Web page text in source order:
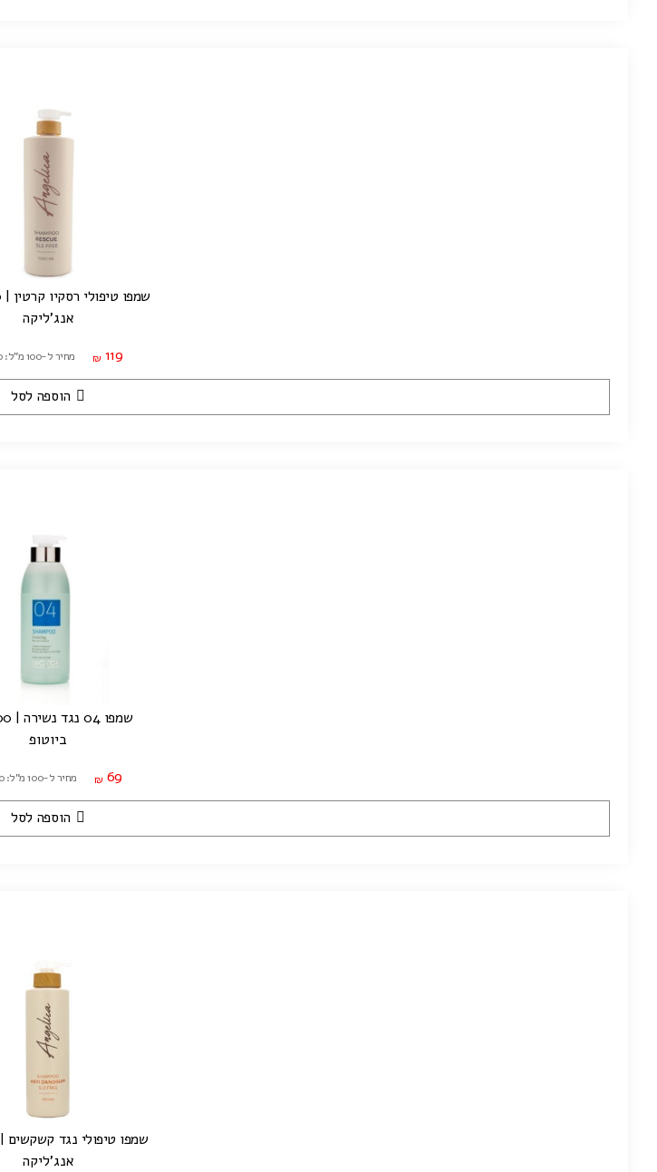
שמפו טיפולי רסקיו קרטין | 1000 מ"ל
אנג'ליקה
₪ 119 מחיר ל-100 מ"ל: ₪11.90
הוספה לסל
שמפו 04 נגד נשירה | 500 מ"ל
ביוטופ
₪ 69 מחיר ל-100 מ"ל: ₪13.80
הוספה לסל
שמפו טיפולי נגד קשקשים | 500 מ"ל
אנג'ליקה